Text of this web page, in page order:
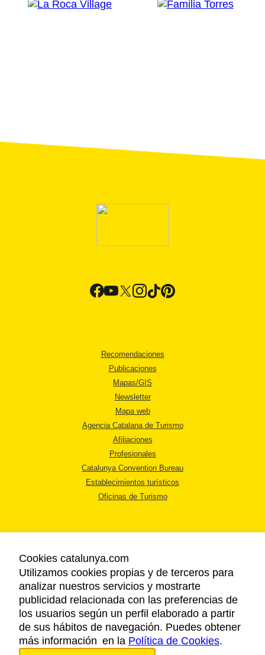
Recomendaciones
Publicaciones
Mapas/GIS
Newsletter
Mapa web
Agencia Catalana de Turismo
Afiliaciones
Profesionales
Catalunya Convention Bureau
Establecimientos turísticos
Oficinas de Turismo
AVISO LEGAL
POLÍTICA DE PRIVACIDAD
COOKIES
ACCESSIBILIDAD
Cookies catalunya.com
Utilizamos cookies propias y de terceros para
analizar nuestros servicios y mostrarte
publicidad relacionada con las preferencias de
los usuarios según un perfil elaborado a partir
de sus hábitos de navegación. Puedes obtener
más información en la Política de Cookies.